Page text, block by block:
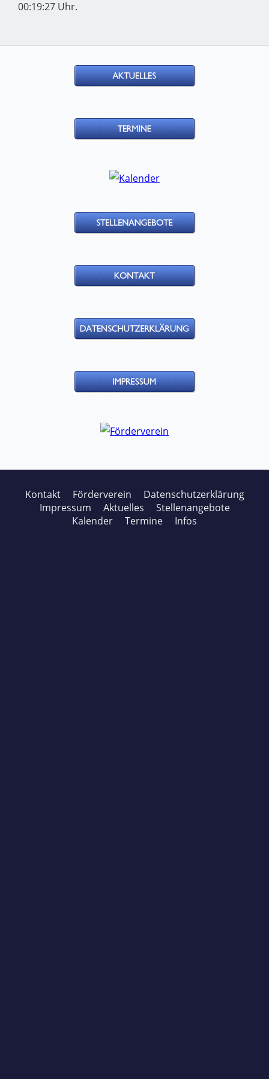
00:19:27 Uhr.
Kontakt Förderverein
Datenschutzerklärung
Impressum
Aktuelles
Stellenangebote
Kalender
Termine Infos